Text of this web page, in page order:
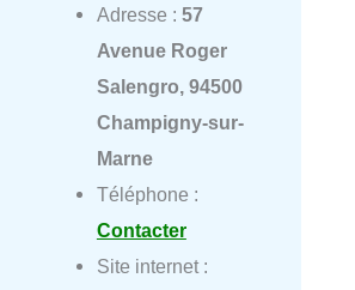
Adresse : 57
Avenue Roger
Salengro, 94500
Champigny-sur-
Marne
Téléphone :
Contacter
Site internet :